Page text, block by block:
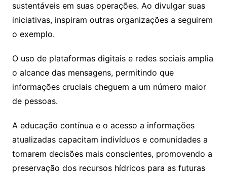
sustentáveis em suas operações. Ao divulgar suas
iniciativas, inspiram outras organizações a seguirem
o exemplo.
O uso de plataformas digitais e redes sociais amplia
o alcance das mensagens, permitindo que
informações cruciais cheguem a um número maior
de pessoas.
A educação contínua e o acesso a informações
atualizadas capacitam indivíduos e comunidades a
tomarem decisões mais conscientes, promovendo a
preservação dos recursos hídricos para as futuras